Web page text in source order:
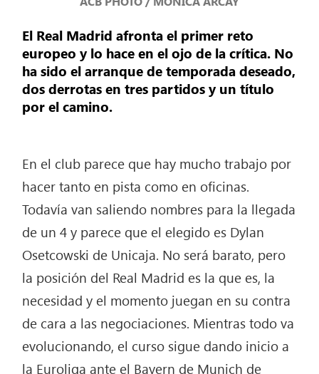
El Real Madrid afronta el primer reto
europeo y lo hace en el ojo de la crítica. No
ha sido el arranque de temporada deseado,
dos derrotas en tres partidos y un título
por el camino.
En el club parece que hay mucho trabajo por
hacer tanto en pista como en oficinas.
Todavía van saliendo nombres para la llegada
de un 4 y parece que el elegido es Dylan
Osetcowski de Unicaja. No será barato, pero
la posición del Real Madrid es la que es, la
necesidad y el momento juegan en su contra
de cara a las negociaciones. Mientras todo va
evolucionando, el curso sigue dando inicio a
la Euroliga ante el Bayern de Munich de